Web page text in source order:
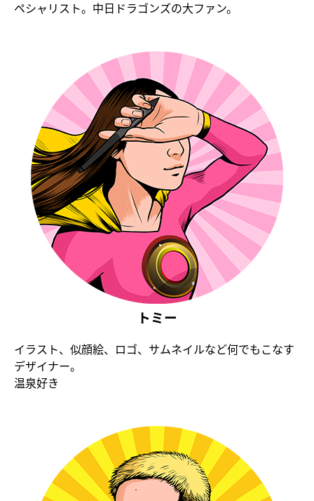
ペシャリスト。中日ドラゴンズの大ファン。
トミー
イラスト、似顔絵、ロゴ、サムネイルなど何でもこなす
デザイナー。
温泉好き